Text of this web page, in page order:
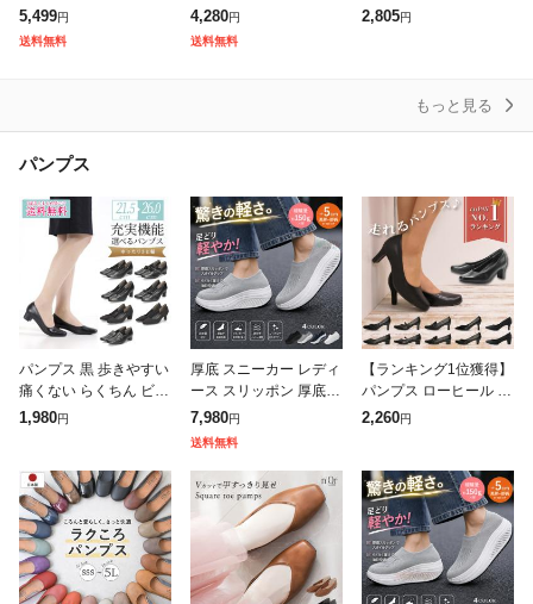
新作 送料無料 M30 CT3
0 new balance
5,499円
送料無料
ニーカー 疲れにくい 痛
くない 歩きやすい 軽量
4,280円
送料無料
レーサー/ランニング
2,805円
もっと見る
パンプス
パンプス 黒 歩きやすい
痛くない らくちん ビジ
ネス フォーマル ローヒ
1,980円
厚底 スニーカー レディ
ース スリッポン 厚底
ローファー パンプス レ
ディース靴 痛くない シ
7,980円
送料無料
【ランキング1位獲得】
パンプス ローヒール 黒
ブラック 痛くない 柔ら
ビ
2,260円